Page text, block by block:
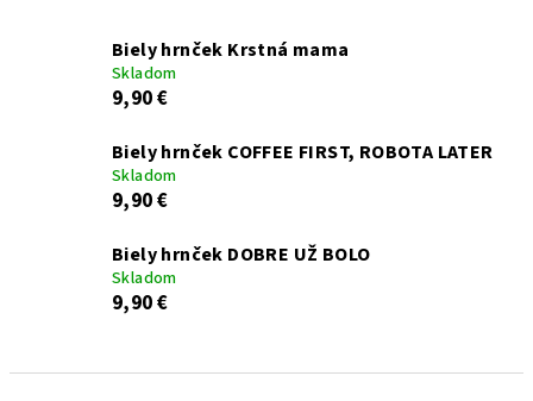
Biely hrnček Krstná mama
Skladom
9,90 €
Biely hrnček COFFEE FIRST, ROBOTA LATER
Skladom
9,90 €
Biely hrnček DOBRE UŽ BOLO
Skladom
9,90 €